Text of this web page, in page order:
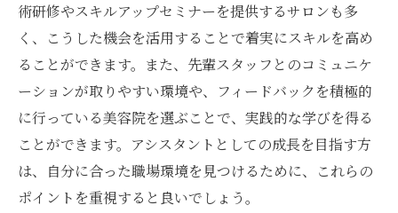
術研修やスキルアップセミナーを提供するサロンも多
く、こうした機会を活用することで着実にスキルを高め
ることができます。また、先輩スタッフとのコミュニケ
ーションが取りやすい環境や、フィードバックを積極的
に行っている美容院を選ぶことで、実践的な学びを得る
ことができます。アシスタントとしての成長を目指す方
は、自分に合った職場環境を見つけるために、これらの
ポイントを重視すると良いでしょう。